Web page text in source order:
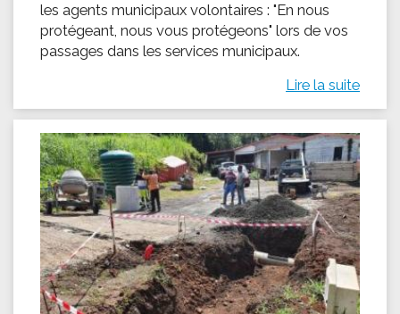
les agents municipaux volontaires : "En nous
protégeant, nous vous protégeons" lors de vos
passages dans les services municipaux.
Lire la suite